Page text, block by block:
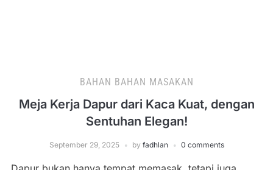
BAHAN BAHAN MASAKAN
Meja Kerja Dapur dari Kaca Kuat, dengan
Sentuhan Elegan!
September 29, 2025 by fadhlan 0 comments